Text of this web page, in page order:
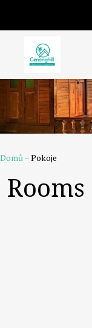
Domů–Pokoje
Rooms